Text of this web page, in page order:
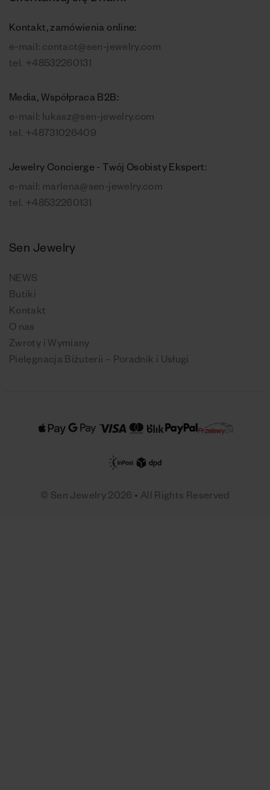
Kontakt, zamówienia online:
e-mail: contact@sen-jewelry.com
tel. +48532260131
Media, Współpraca B2B:
e-mail: lukasz@sen-jewelry.com
tel. +48731026409
Jewelry Concierge - Twój Osobisty Ekspert:
e-mail: marlena@sen-jewelry.com
tel. +48532260131
Sen Jewelry
NEWS
Butiki
Kontakt
O nas
Zwroty i Wymiany
Pielęgnacja Biżuterii – Poradnik i Usługi
© Sen Jewelry 2026 • All Rights Reserved